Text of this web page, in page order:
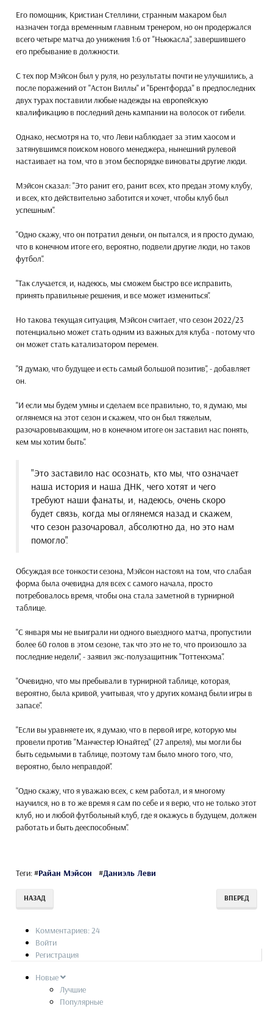
Его помощник, Кристиан Стеллини, странным макаром был
назначен тогда временным главным тренером, но он продержался
всего четыре матча до унижения 1:6 от "Ньюкасла", завершившего
его пребывание в должности.
С тех пор Мэйсон был у руля, но результаты почти не улучшились, а
после поражений от "Астон Виллы" и "Брентфорда" в предпоследних
двух турах поставили любые надежды на европейскую
квалификацию в последний день кампании на волосок от гибели.
Однако, несмотря на то, что Леви наблюдает за этим хаосом и
затянувшимся поиском нового менеджера, нынешний рулевой
настаивает на том, что в этом беспорядке виноваты другие люди.
Мэйсон сказал: "Это ранит его, ранит всех, кто предан этому клубу,
и всех, кто действительно заботится и хочет, чтобы клуб был
успешным".
"Одно скажу, что он потратил деньги, он пытался, и я просто думаю,
что в конечном итоге его, вероятно, подвели другие люди, но таков
футбол".
"Так случается, и, надеюсь, мы сможем быстро все исправить,
принять правильные решения, и все может измениться".
Но такова текущая ситуация, Мэйсон считает, что сезон 2022/23
потенциально может стать одним из важных для клуба - потому что
он может стать катализатором перемен.
"Я думаю, что будущее и есть самый большой позитив", - добавляет
он.
"И если мы будем умны и сделаем все правильно, то, я думаю, мы
оглянемся на этот сезон и скажем, что он был тяжелым,
разочаровывающим, но в конечном итоге он заставил нас понять,
кем мы хотим быть".
"Это заставило нас осознать, кто мы, что означает
наша история и наша ДНК, чего хотят и чего
требуют наши фанаты, и, надеюсь, очень скоро
будет связь, когда мы оглянемся назад и скажем,
что сезон разочаровал, абсолютно да, но это нам
помогло".
Обсуждая все тонкости сезона, Мэйсон настоял на том, что слабая
форма была очевидна для всех с самого начала, просто
потребовалось время, чтобы она стала заметной в турнирной
таблице.
"С января мы не выиграли ни одного выездного матча, пропустили
более 60 голов в этом сезоне, так что это не то, что произошло за
последние недели", - заявил экс-полузащитник "Тоттенхэма".
"Очевидно, что мы пребывали в турнирной таблице, которая,
вероятно, была кривой, учитывая, что у других команд были игры в
запасе".
"Если вы уравняете их, я думаю, что в первой игре, которую мы
провели против "Манчестер Юнайтед" (27 апреля), мы могли бы
быть седьмыми в таблице, поэтому там было много того, что,
вероятно, было неправдой".
"Одно скажу, что я уважаю всех, с кем работал, и я многому
научился, но в то же время я сам по себе и я верю, что не только этот
клуб, но и любой футбольный клуб, где я окажусь в будущем, должен
работать и быть дееспособным".
Теги:#Райан Мэйсон #Даниэль Леви
НАЗАД ВПЕРЕД
Комментариев: 24
Войти
Регистрация
Новые
Лучшие
Популярные